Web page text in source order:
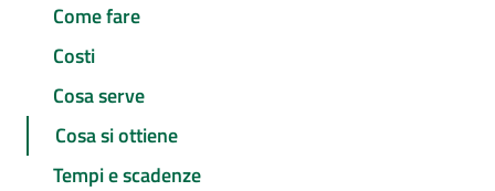
Come fare
Costi
Cosa serve
Cosa si ottiene
Tempi e scadenze